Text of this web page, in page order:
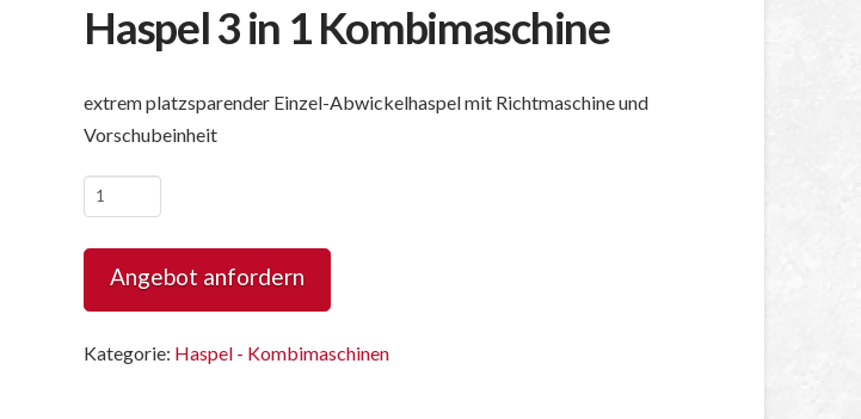
Haspel 3 in 1 Kombimaschine
extrem platzsparender Einzel-Abwickelhaspel mit Richtmaschine und
Vorschubeinheit
Haspel
3
in
Kombimaschine
Menge
Angebot anfordern
Kategorie: Haspel - Kombimaschinen